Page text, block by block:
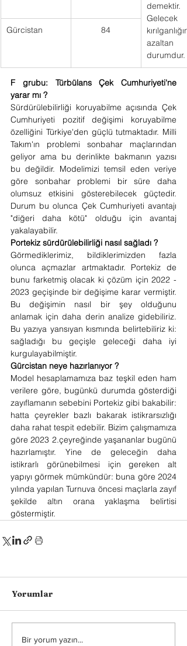
demektir.
Gelecek
kırılganlığını
azaltan
durumdur.
Gürcistan 84
F grubu: Türbülans Çek Cumhuriyeti'ne
yarar mı ?
Sürdürülebilirliği koruyabilme açısında Çek
Cumhuriyeti pozitif değişimi koruyabilme
özelliğini Türkiye'den güçlü tutmaktadır. Milli
Takım'ın problemi sonbahar maçlarından
geliyor ama bu derinlikte bakmanın yazısı
bu değildir. Modelimizi temsil eden veriye
göre sonbahar problemi bir süre daha
olumsuz etkisini gösterebilecek güçtedir.
Durum bu olunca Çek Cumhuriyeti avantajı
"diğeri daha kötü" olduğu için avantaj
yakalayabilir.
Portekiz sürdürülebilirliği nasıl sağladı ?
Görmediklerimiz, bildiklerimizden fazla
olunca açmazlar artmaktadır. Portekiz de
bunu farketmiş olacak ki çözüm için 2022 -
2023 geçişinde bir değişime karar vermiştir.
Bu değişimin nasıl bir şey olduğunu
anlamak için daha derin analize gidebiliriz.
Bu yazıya yansıyan kısmında belirtebiliriz ki:
sağladığı bu geçişle geleceği daha iyi
kurgulayabilmiştir.
Gürcistan neye hazırlanıyor ?
Model hesaplamamıza baz teşkil eden ham
verilere göre, bugünkü durumda gösterdiği
zayıflamanın sebebini Portekiz gibi bakabilir:
hatta çeyrekler bazlı bakarak istikrarsızlığı
daha rahat tespit edebilir. Bizim çalışmamıza
göre 2023 2.çeyreğinde yaşananlar bugünü
hazırlamıştır. Yine de geleceğin daha
istikrarlı görünebilmesi için gereken alt
yapıyı görmek mümkündür: buna göre 2024
yılında yapılan Turnuva öncesi maçlarla zayıf
şekilde altın orana yaklaşma belirtisi
göstermiştir.
Yorumlar
Bir yorum yazın...